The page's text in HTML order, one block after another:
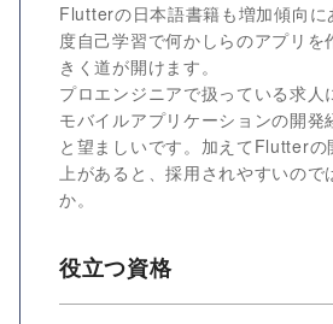
Flutterの日本語書籍も増加傾向に
度自己学習で何かしらのアプリを
きく道が開けます。
プロエンジニアで扱っている求人
モバイルアプリケーションの開発
と望ましいです。加えてFlutterの
上があると、採用されやすいので
か。
役立つ資格